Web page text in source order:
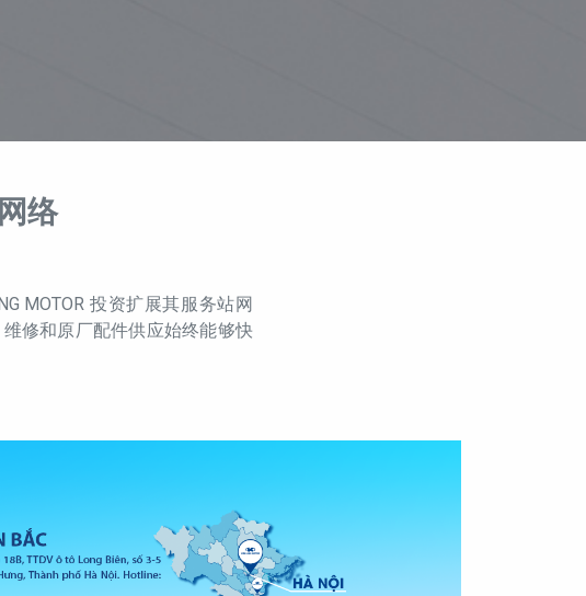
络
MOTOR 投资扩展其服务站网
修和原厂配件供应始终能够快